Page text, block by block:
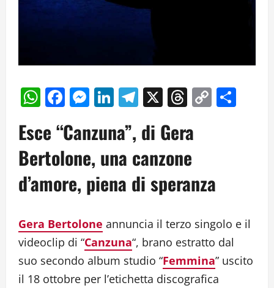
WhatsApp
Facebook
Messenger
LinkedIn
Telegram
X Threads
Copy
Esce “Canzuna”, di Gera
Bertolone, una canzone
d’amore, piena di speranza
Gera Bertolone annuncia il terzo singolo e il
videoclip di “Canzuna“, brano estratto dal
suo secondo album studio “Femmina” uscito
il 18 ottobre per l’etichetta discografica